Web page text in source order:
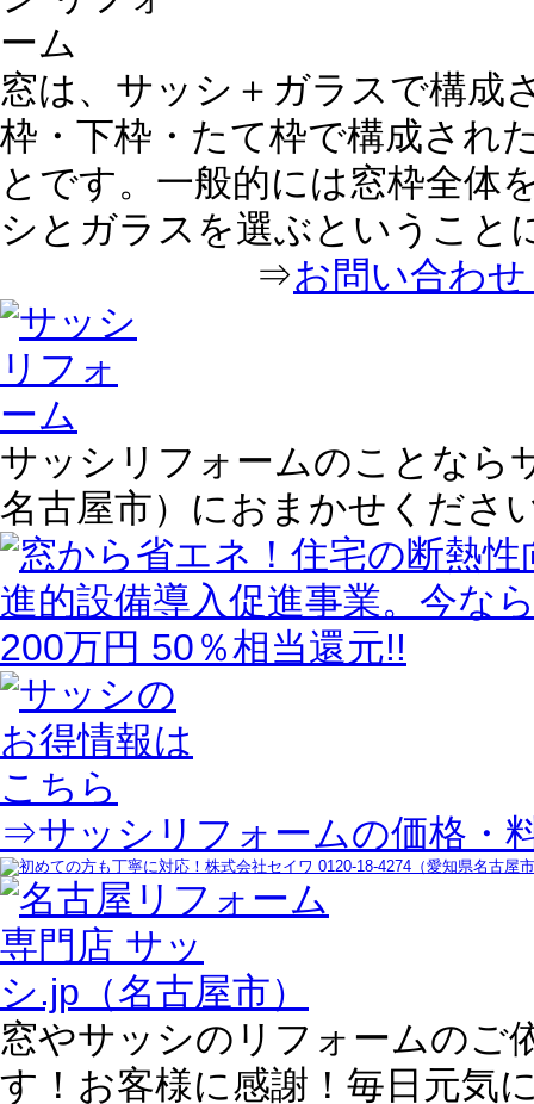
窓は、サッシ＋ガラスで構成
枠・下枠・たて枠で構成され
とです。一般的には窓枠全体
シとガラスを選ぶということ
⇒お問い合わ
サッシリフォームのことなら
名古屋市）におまかせくださ
⇒サッシリフォームの価格・
窓やサッシのリフォームのご
す！お客様に感謝！毎日元気